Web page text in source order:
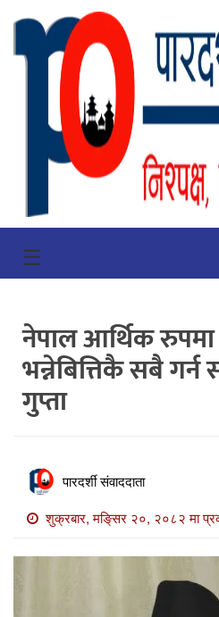
गृहपृष्ठ
भिडियो
प्रमुख
खबर
समाचार
खाेज
माडी
☰
नेपाल आर्थिक
भन्नेबित्तिकै सबै गर्न
गुप्ता
पारदर्शी संवाददाता
शुक्रबार, मङि्सर २०, २०८२ मा